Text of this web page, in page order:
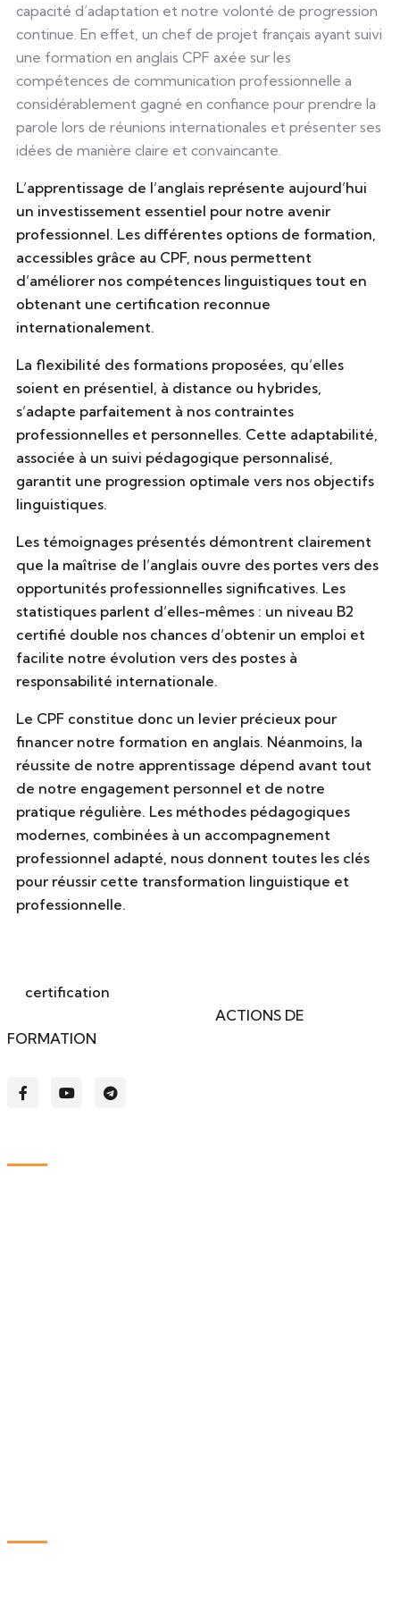
capacité d’adaptation et notre volonté de progression
continue. En effet, un chef de projet français ayant suivi
une formation en anglais CPF axée sur les
compétences de communication professionnelle a
considérablement gagné en confiance pour prendre la
parole lors de réunions internationales et présenter ses
idées de manière claire et convaincante.
L’apprentissage de l’anglais représente aujourd’hui
un investissement essentiel pour notre avenir
professionnel. Les différentes options de formation,
accessibles grâce au CPF, nous permettent
d’améliorer nos compétences linguistiques tout en
obtenant une certification reconnue
internationalement.
La flexibilité des formations proposées, qu’elles
soient en présentiel, à distance ou hybrides,
s’adapte parfaitement à nos contraintes
professionnelles et personnelles. Cette adaptabilité,
associée à un suivi pédagogique personnalisé,
garantit une progression optimale vers nos objectifs
linguistiques.
Les témoignages présentés démontrent clairement
que la maîtrise de l’anglais ouvre des portes vers des
opportunités professionnelles significatives. Les
statistiques parlent d’elles-mêmes : un niveau B2
certifié double nos chances d’obtenir un emploi et
facilite notre évolution vers des postes à
responsabilité internationale.
Le CPF constitue donc un levier précieux pour
financer notre formation en anglais. Néanmoins, la
réussite de notre apprentissage dépend avant tout
de notre engagement personnel et de notre
pratique régulière. Les méthodes pédagogiques
modernes, combinées à un accompagnement
professionnel adapté, nous donnent toutes les clés
pour réussir cette transformation linguistique et
professionnelle.
certification
ACTIONS DE
FORMATION